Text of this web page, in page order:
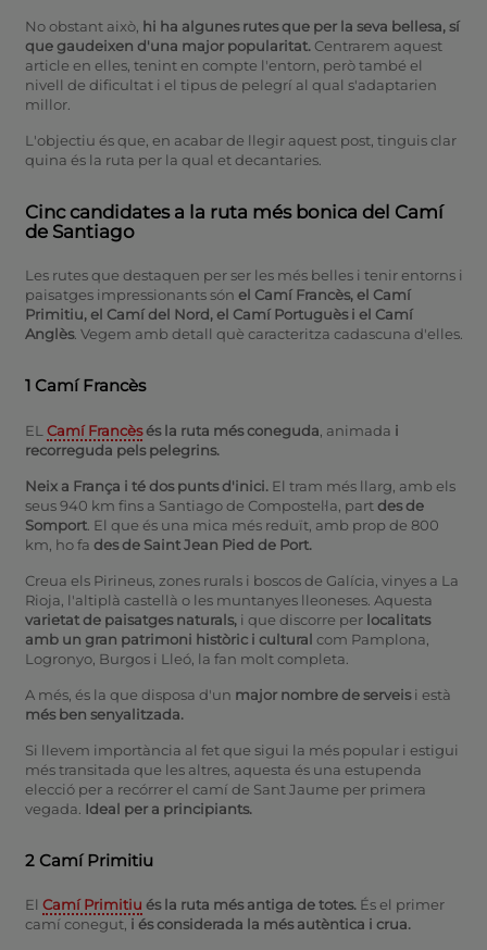
No obstant això, hi ha algunes rutes que per la seva bellesa, sí
que gaudeixen d'una major popularitat. Centrarem aquest
article en elles, tenint en compte l'entorn, però també el
nivell de dificultat i el tipus de pelegrí al qual s'adaptarien
millor.
L'objectiu és que, en acabar de llegir aquest post, tinguis clar
quina és la ruta per la qual et decantaries.
Cinc candidates a la ruta més bonica del Camí
de Santiago
Les rutes que destaquen per ser les més belles i tenir entorns i
paisatges impressionants són el Camí Francès, el Camí
Primitiu, el Camí del Nord, el Camí Portuguès i el Camí
Anglès. Vegem amb detall què caracteritza cadascuna d'elles.
1 Camí Francès
EL Camí Francès és la ruta més coneguda , animada i
recorreguda pels pelegrins.
Neix a França i té dos punts d'inici.El tram més llarg, amb els
seus 940 km fins a Santiago de Compostel·la, partdes de
Somport. El que és una mica més reduït, amb prop de 800
km, ho fa des de Saint Jean Pied de Port.
Creua els Pirineus, zones rurals i boscos de Galícia, vinyes a La
Rioja, l'altiplà castellà o les muntanyes lleoneses. Aquesta
varietat de paisatges naturals,i que discorre per localitats
amb un gran patrimoni històric i cultural com Pamplona,
Logronyo, Burgos i Lleó, la fan molt completa.
A més, és la que disposa d'un major nombre de serveisi està
més ben senyalitzada.
Si llevem importància al fet que sigui la més popular i estigui
més transitada que les altres, aquesta és una estupenda
elecció per a recórrer el camí de Sant Jaume per primera
vegada. Ideal per a principiants.
2 Camí Primitiu
El Camí Primitiu és la ruta més antiga de totes. És el primer
camí conegut, i és considerada la més autèntica i crua.